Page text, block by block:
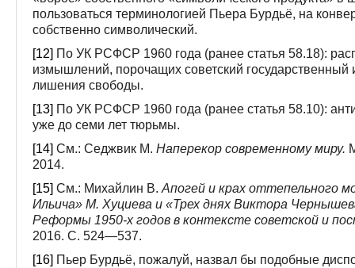
пользоваться терминологией Пьера Бурдьё, на
собственно символический.
[12] По УК РСФСР 1960 года (ранее статья 58.18):
измышлений, порочащих советский
лишения свободы.
[13] По УК РСФСР 1960 года (ранее статья 58.10):
уже до семи лет тюрьмы.
[14] См.: Седжвик М. Наперекор современному миру.
2014.
[15] См.: Михайлин В. Апогей и крах оттепельного
Ильича» М. Хуциева и «Трех днях Виктора
Реформы 1950-х годов в контексте советской и
2016. С. 524—537.
[16] Пьер Бурдьё, пожалуй, назвал бы подобные